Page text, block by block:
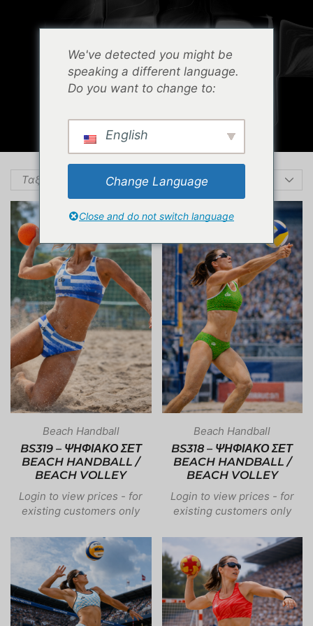
0
ΑΡΧΙΚΉ ΣΕΛΊΔΑ
ΚΑΤΆΣΤΗΜΑ
BEACH HANDBALL & BEACH VOLLEY
Beach Handball
BS319 – ΨΗΦΙΑΚΟ ΣΕΤ
BEACH HANDBALL /
BEACH VOLLEY
Login to view prices - for
existing customers only
Beach Handball
BS318 – ΨΗΦΙΑΚΟ ΣΕΤ
BEACH HANDBALL /
BEACH VOLLEY
Login to view prices - for
existing customers only
We've detected you might be
speaking a different language.
Do you want to change to:
English
Change Language
Close and do not switch language